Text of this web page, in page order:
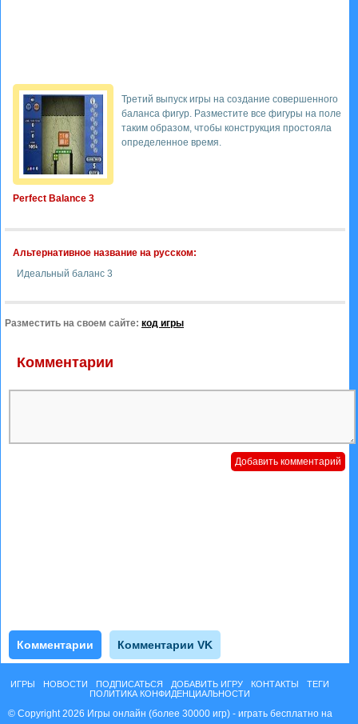
Perfect Balance 3
Третий выпуск игры на создание совершенного
баланса фигур. Разместите все фигуры на поле
таким образом, чтобы конструкция простояла
определенное время.
Альтернативное название на русском:
Идеальный баланс 3
Разместить на своем сайте: код игры
Комментарии
Комментарии Комментарии VK
ИГРЫ НОВОСТИ ПОДПИСАТЬСЯ ДОБАВИТЬ ИГРУ КОНТАКТЫ
ТЕГИ
ПОЛИТИКА КОНФИДЕНЦИАЛЬНОСТИ
© Copyright 2026 Игры онлайн (более 30000 игр) - играть бесплатно на